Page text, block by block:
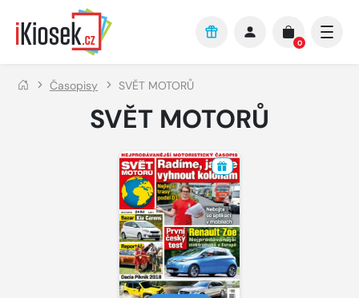
Přejít na hlavní obsah
0
Časopisy SVĚT MOTORŮ
SVĚT MOTORŮ